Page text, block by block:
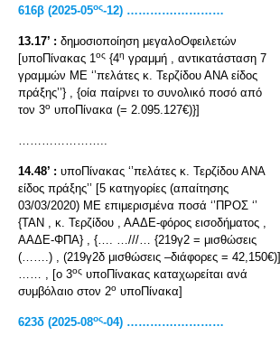
616β (2025-05ος-12) ………….…………
13.17’ : δημοσιοποίηση μεγαλοΟφειλετών
[υποΠίνακας 1ος {4η γραμμή , αντικατάσταση 7
γραμμών ΜΕ ‘’πελάτες κ. Τερζίδου ΑΝΑ είδος
πράξης’’} , {οία παίρνει το συνολικό ποσό από
τον 3ο υποΠίνακα (= 2.095.127€)}]
…………………..
14.48’ : υποΠίνακας ‘’πελάτες κ. Τερζίδου ΑΝΑ
είδος πράξης’’ [5 κατηγορίες (απαίτησης
03/03/2020) ΜΕ επιμερισμένα ποσά ‘’ΠΡΟΣ ‘’
{ΤΑΝ , κ. Τερζίδου , ΑΑΔΕ-φόρος εισοδήματος ,
ΑΑΔΕ-ΦΠΑ} , {…. …///… {219γ2 = μισθώσεις
(…….) , (219γ2δ μισθώσεις –διάφορες = 42,150€)]
…… , [ο 3ος υποΠίνακας καταχωρείται ανά
συμβόλαιο στον 2ο υποΠίνακα]
623δ (2025-08ος-04) ………….…………